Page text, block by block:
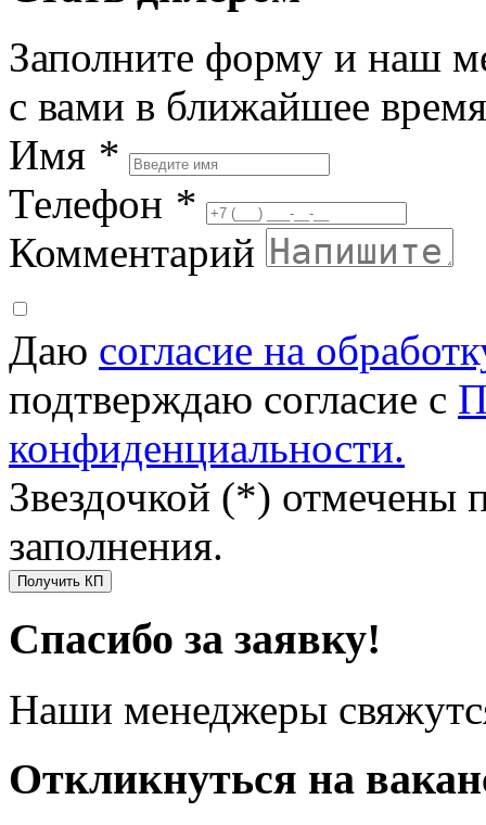
Заполните форму и наш
с вами в ближайшее время
Имя *
Телефон *
Комментарий
Даю согласие на
подтверждаю согласие с
конфиденциальности.
Звездочкой (*) отмечены
заполнения.
Получить КП
Спасибо за заявку!
Наши менеджеры
Откликнуться на